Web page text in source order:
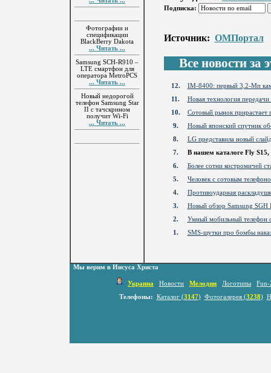
Фотографии и
спецификации
BlackBerry Dakota
... Читать ...
Samsung SCH-R910 –
LTE смартфон для
оператора MetroPCS
... Читать ...
Новый недорогой
телефон Samsung Star
II с тачскрином
получит Wi-Fi
... Читать ...
Подписка:
Источник: ОМПортал
Все новости за
12.
IM-8400: первый 3,2-Мп
11.
Новая технология
10.
Сотовый рынок прирастает
9.
Новый японский спутник
8.
LG представила новый
7.
В нашем каталоге Fly S15,
6.
Более сотни костромичей
5.
Человек с сотовым
4.
Противоударная
3.
Новый обзор Samsung SGH
2.
Умный мобильный телефон
1.
SMS-шутки про бомбы
Мы верим в Иисуса Христа
Украина Новости Мелодии Логотипы
Fun-
Телефоны:
Каталог (3147) Фотогалерея (3238)